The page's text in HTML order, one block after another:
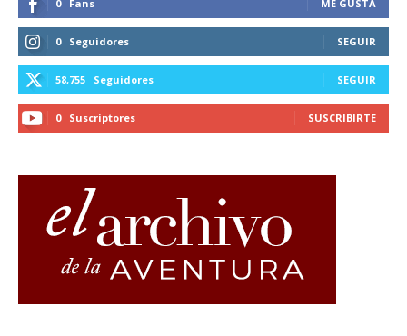
0 Fans ME GUSTA
0 Seguidores SEGUIR
58,755 Seguidores SEGUIR
0 Suscriptores SUSCRIBIRTE